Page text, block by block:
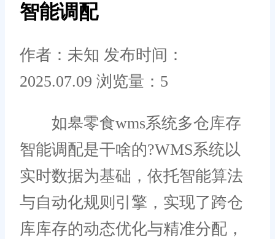
智能调配
作者：未知 发布时间：
2025.07.09 浏览量：5
如皋零食wms系统多仓库存
智能调配是干啥的?WMS系统以
实时数据为基础，依托智能算法
与自动化规则引擎，实现了跨仓
库库存的动态优化与精准分配，